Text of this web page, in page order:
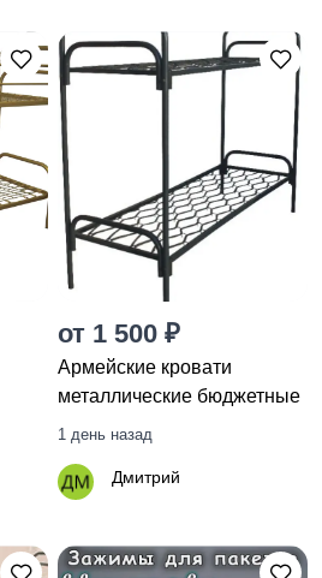
от 1 500 ₽
Армейские кровати
металлические бюджетные
1 день назад
Дмитрий